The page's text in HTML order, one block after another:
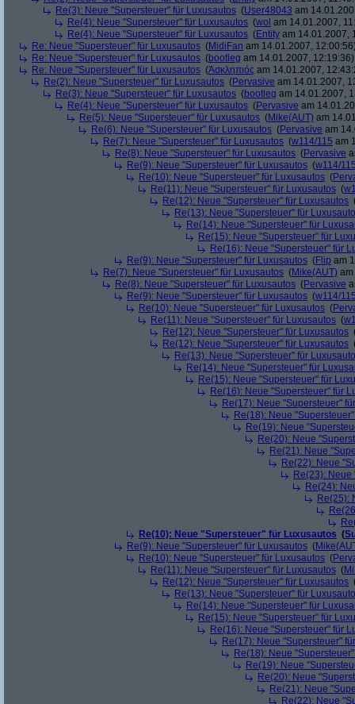
Re(3): Neue "Supersteuer" für Luxusautos (User48043 am
Re(4): Neue "Supersteuer" für Luxusautos (wol am 14.01.2007,
Re(4): Neue "Supersteuer" für Luxusautos (Entity am 14.01.2007,
Re: Neue "Supersteuer" für Luxusautos (MidiFan am 14.01.2007,
Re: Neue "Supersteuer" für Luxusautos (bootleg am 14.01.2007, 12:19:36)
Re: Neue "Supersteuer" für Luxusautos (Ἀσκληπιός am 14.01.2007,
Re(2): Neue "Supersteuer" für Luxusautos (Pervasive am 14.01.2007,
Re(3): Neue "Supersteuer" für Luxusautos (bootleg am 14.01.2007,
Re(4): Neue "Supersteuer" für Luxusautos (Pervasive am
Re(5): Neue "Supersteuer" für Luxusautos (Mike(AUT) am
Re(6): Neue "Supersteuer" für Luxusautos (Pervasive am
Re(7): Neue "Supersteuer" für Luxusautos (w114/115 am
Re(8): Neue "Supersteuer" für Luxusautos (Pervasive
Re(9): Neue "Supersteuer" für Luxusautos (w114/
Re(10): Neue "Supersteuer" für Luxusautos (
Re(11): Neue "Supersteuer" für Luxusautos (
Re(12): Neue "Supersteuer" für Luxusautos
Re(13): Neue "Supersteuer" für
Re(14): Neue "Supersteuer" für
Re(15): Neue "Supersteuer" für
Re(16): Neue "Supersteuer" für
Re(9): Neue "Supersteuer" für Luxusautos (Flip am
Re(7): Neue "Supersteuer" für Luxusautos (Mike(AUT)
Re(8): Neue "Supersteuer" für Luxusautos (Pervasive
Re(9): Neue "Supersteuer" für Luxusautos (w114/
Re(10): Neue "Supersteuer" für Luxusautos (
Re(11): Neue "Supersteuer" für Luxusautos (
Re(12): Neue "Supersteuer" für Luxusautos
Re(12): Neue "Supersteuer" für Luxusautos
Re(13): Neue "Supersteuer" für
Re(14): Neue "Supersteuer" für
Re(15): Neue "Supersteuer" für
Re(16): Neue "Supersteuer" für
Re(17): Neue "Supersteuer"
Re(18): Neue
Re(19): Neue
Re(20): Neue
Re(21): Neue
Re(22): Neue
Re(23):
Re(24):
Re(25):
Re(10): Neue "Supersteuer" für Luxusautos (
Re(9): Neue "Supersteuer" für Luxusautos (
Re(10): Neue "Supersteuer" für Luxusautos (
Re(11): Neue "Supersteuer" für Luxusautos (
Re(12): Neue "Supersteuer" für Luxusautos
Re(13): Neue "Supersteuer" für
Re(14): Neue "Supersteuer" für
Re(15): Neue "Supersteuer" für
Re(16): Neue "Supersteuer" für
Re(17): Neue "Supersteuer"
Re(18): Neue
Re(19): Neue
Re(20): Neue
Re(21): Neue
Re(22): Neue